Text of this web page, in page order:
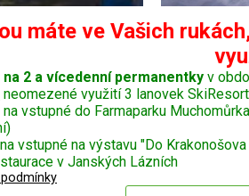
máte ve Vašich
na 2 a vícedenní permanentky v
neomezené využití 3 lanovek
na vstupné do Farmaparku
vstupné na výstavu "Do
v Janských Lázních